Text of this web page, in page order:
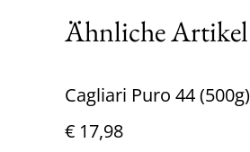
Ähnliche Artikel
Cagliari Puro 44 (500g)
€ 17,98